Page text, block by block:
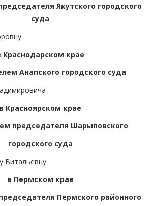
Якутского городского
суда
Краснодарском крае
Анапского городского суда
в Красноярском крае
председателя Шарыповского
городского суда
Витальевну
в Пермском крае
Пермского районного